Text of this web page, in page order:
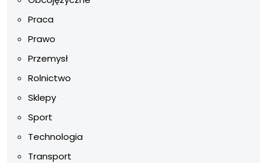
Praca
Prawo
Przemysł
Rolnictwo
Sklepy
Sport
Technologia
Transport